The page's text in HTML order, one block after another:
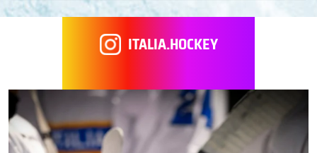
ITALIA.HOCKEY